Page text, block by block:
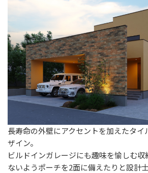
長寿命の外壁にアクセントを加えたタ
ザイン。
ビルドインガレージにも趣味を愉しむ
ないようポーチを2面に備えたりと設計